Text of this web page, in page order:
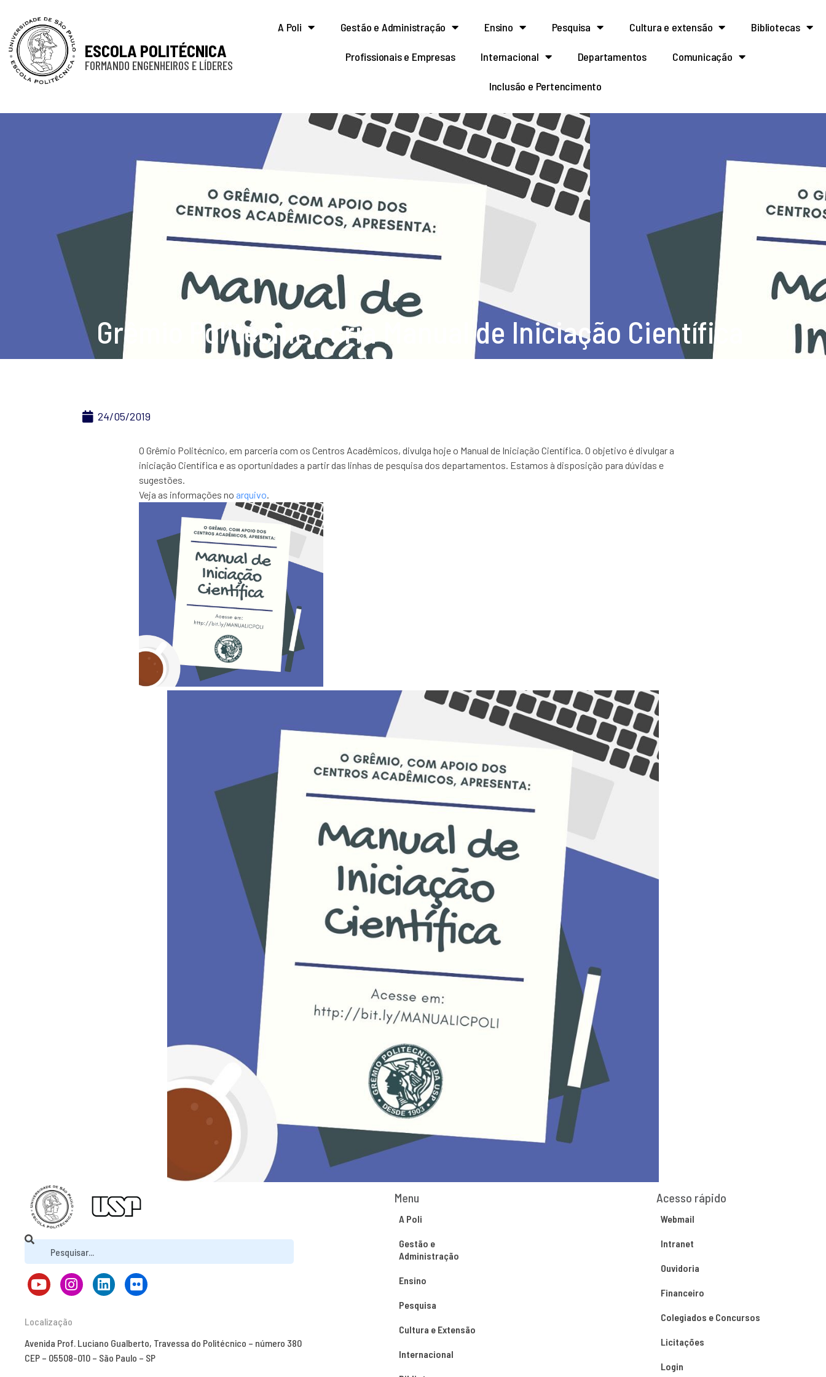
ESCOLA POLITÉCNICA
FORMANDO ENGENHEIROS E LÍDERES
A Poli Gestão e Administração Ensino Pesquisa Cultura e extensão Bibliotecas
Profissionais e Empresas Internacional Departamentos Comunicação
Inclusão e Pertencimento
Grêmio Politécnico cria Manual de Iniciação Científica
24/05/2019
O Grêmio Politécnico, em parceria com os Centros Acadêmicos, divulga hoje o Manual de Iniciação Científica. O objetivo é divulgar a
iniciação Científica e as oportunidades a partir das linhas de pesquisa dos departamentos. Estamos à disposição para dúvidas e
sugestões.
Veja as informações no arquivo.
Localização
Avenida Prof. Luciano Gualberto, Travessa do Politécnico – número 380
CEP – 05508-010 – São Paulo – SP
Menu
A Poli
Gestão e
Administração
Ensino
Pesquisa
Cultura e Extensão
Internacional
Acesso rápido
Webmail
Intranet
Ouvidoria
Financeiro
Colegiados e Concursos
Licitações
Login